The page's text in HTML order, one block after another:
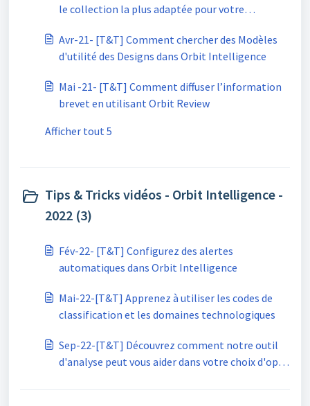
le collection la plus adaptée pour votre
Avr-21- [T&T] Comment chercher des Modèles
d'utilité des Designs dans Orbit Intelligence
Mai -21- [T&T] Comment diffuser l’information
brevet en utilisant Orbit Review
Afficher tout 5
Tips & Tricks vidéos - Orbit Intelligence -
2022 (3)
Fév-22- [T&T] Configurez des alertes
automatiques dans Orbit Intelligence
Mai-22-[T&T] Apprenez à utiliser les codes de
classification et les domaines technologiques
Sep-22-[T&T] Découvrez comment notre outil
d'analyse peut vous aider dans votre choix d'opt